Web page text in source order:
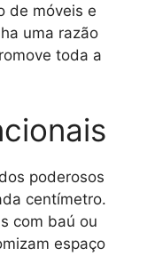
de móveis e
uma razão
toda a
poderosos
centímetro.
com baú ou
espaço